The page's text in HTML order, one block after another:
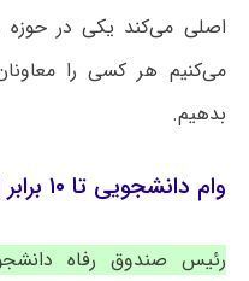
اصلی می‌کند یکی در
می‌کنیم هر کسی را
بدهیم.
وام دانشجویی تا ۱۰ برابر افزایش یافت
رئیس صندوق رفاه